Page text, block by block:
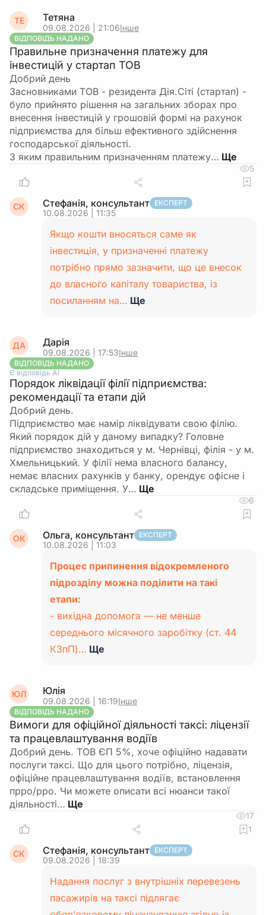
ТЕ Тетяна
09.08.2026 | 21:06Інше
ВІДПОВІДЬ НАДАНО
Правильне призначення платежу для
інвестицій у стартап ТОВ
Добрий день
Засновниками ТОВ - резидента Дія.Сіті (стартап) -
було прийнято рішення на загальних зборах про
внесення інвестицій у грошовій формі на рахунок
підприємства для більш ефективного здійснення
господарської діяльності.
З яким правильним призначенням платежу…
5
СК Стефанія, консультант ЕКСПЕРТ
10.08.2026 | 11:35
Якщо кошти вносяться саме як
інвестиція, у призначенні платежу
потрібно прямо зазначити, що це внесок
до власного капіталу товариства, із
посиланням на… Ще
ДА Дарія
09.08.2026 | 17:53Інше
ВІДПОВІДЬ НАДАНО
Є відповідь АІ
Порядок ліквідації філії підприємства:
рекомендації та етапи дій
Добрий день.
Підприємство має намір ліквідувати свою філію.
Який порядок дій у даному випадку? Головне
підприємство знаходиться у м. Чернівці, філія - у м.
Хмельницький. У філії нема власного балансу,
немає власних рахунків у банку, орендує офісне і
складське приміщення. У…
6
ОК Ольга, консультант ЕКСПЕРТ
10.08.2026 | 11:03
Процес припинення відокремленого
підрозділу можна поділити на такі
етапи:
- вихідна допомога — не менше
середнього місячного заробітку (ст. 44
КЗпП)… Ще
ЮЛ Юлія
09.08.2026 | 16:19Інше
ВІДПОВІДЬ НАДАНО
Вимоги для офіційної діяльності таксі: ліцензії
та працевлаштування водіїв
Добрий день. ТОВ ЄП 5%, хоче офіційно надавати
послуги таксі. Що для цього потрібно, ліцензія,
офіційне працевлаштування водіїв, встановлення
прро/рро. Чи можете описати всі нюанси такої
діяльності…
17
1
СК Стефанія, консультант ЕКСПЕРТ
09.08.2026 | 18:39
Надання послуг з внутрішніх перевезень
пасажирів на таксі підлягає